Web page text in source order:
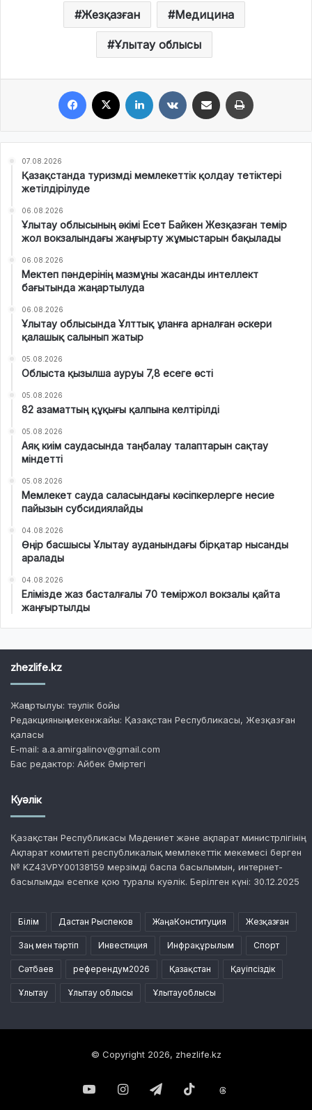
Жезқазған Медицина
Ұлытау облысы
07.08.2026
Қазақстанда туризмді мемлекеттік қолдау тетіктері
жетілдірілуде
06.08.2026
Ұлытау облысының әкімі Есет Байкен Жезқазған темір
жол вокзалындағы жаңғырту жұмыстарын бақылады
06.08.2026
Мектеп пәндерінің мазмұны жасанды интеллект
бағытында жаңартылуда
06.08.2026
Ұлытау облысында Ұлттық ұланға арналған әскери
қалашық салынып жатыр
05.08.2026
Облыста қызылша ауруы 7,8 есеге өсті
05.08.2026
82 азаматтың құқығы қалпына келтірілді
05.08.2026
Аяқ киім саудасында таңбалау талаптарын сақтау
міндетті
05.08.2026
Мемлекет сауда саласындағы кәсіпкерлерге несие
пайызын субсидиялайды
04.08.2026
Өңір басшысы Ұлытау ауданындағы бірқатар нысанды
аралады
04.08.2026
Елімізде жаз басталғалы 70 теміржол вокзалы қайта
жаңғыртылды
zhezlife.kz
Жаңартылуы: тәулік бойы
Редакцияның мекенжайы: Қазақстан Республикасы, Жезқазған
қаласы
E-mail: a.a.amirgalinov@gmail.com
Бас редактор: Айбек Әміртегі
Куәлік
Қазақстан Республикасы Мәдениет және ақпарат министрлігінің
Ақпарат комитеті республикалық мемлекеттік мекемесі берген
№ KZ43VPY00138159 мерзімді баспа басылымын, интернет-
басылымды есепке қою туралы куәлік. Берілген күні: 30.12.2025
Білім Дастан Рыспеков ЖаңаКонституция Жезқазған
Заң мен тәртіп Инвестиция Инфрақұрылым Спорт
Сәтбаев референдум2026 Қазақстан Қауіпсіздік
Ұлытау Ұлытау облысы Ұлытауоблысы
© Copyright 2026, zhezlife.kz
YouTubeInstagramTelegramTikTok